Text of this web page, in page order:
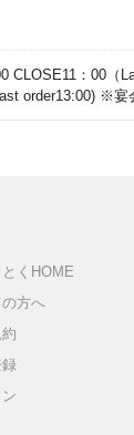
CLOSE11：00（
order13:00) ※宴
くHOME
方へ